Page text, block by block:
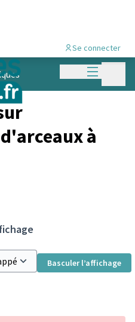
Menu
Se connecter
à
Basculer l’affichage